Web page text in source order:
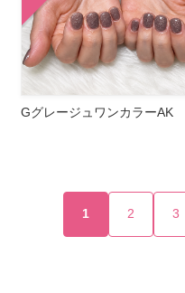
GグレージュワンカラーAK
1 2 3